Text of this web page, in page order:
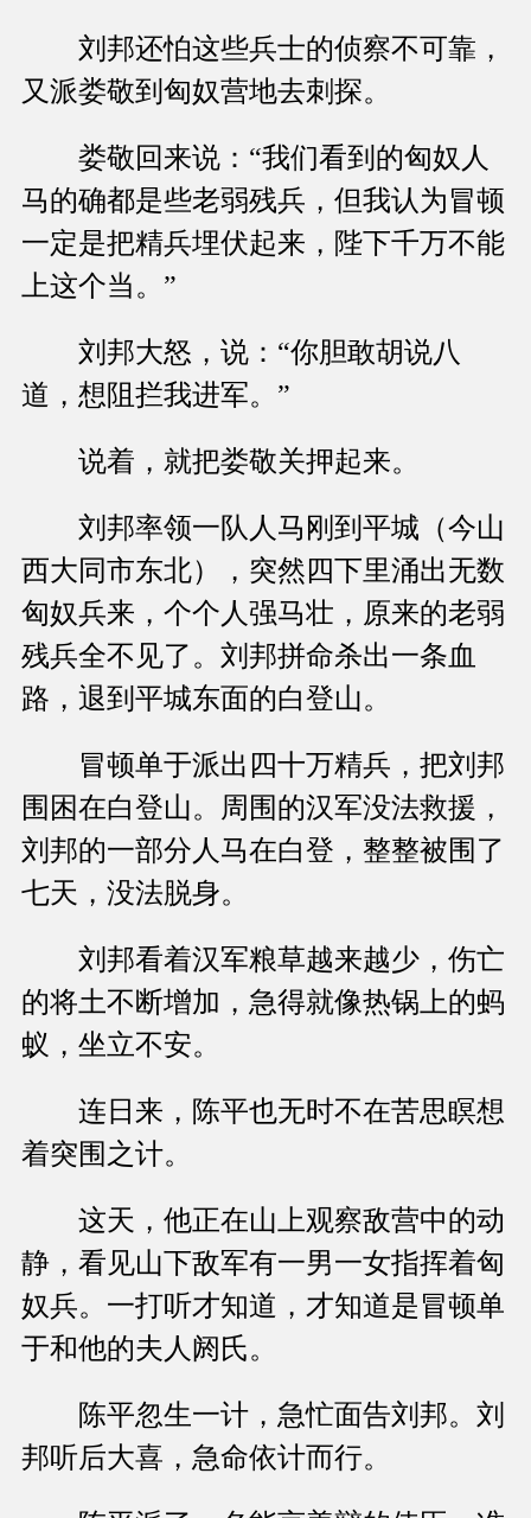
刘邦还怕这些兵士的侦察不可靠，
又派娄敬到匈奴营地去刺探。
娄敬回来说：“我们看到的匈奴人
马的确都是些老弱残兵，但我认为冒顿
一定是把精兵埋伏起来，陛下千万不能
上这个当。”
刘邦大怒，说：“你胆敢胡说八
道，想阻拦我进军。”
说着，就把娄敬关押起来。
刘邦率领一队人马刚到平城（今山
西大同市东北），突然四下里涌出无数
匈奴兵来，个个人强马壮，原来的老弱
残兵全不见了。刘邦拼命杀出一条血
路，退到平城东面的白登山。
冒顿单于派出四十万精兵，把刘邦
围困在白登山。周围的汉军没法救援，
刘邦的一部分人马在白登，整整被围了
七天，没法脱身。
刘邦看着汉军粮草越来越少，伤亡
的将土不断增加，急得就像热锅上的蚂
蚁，坐立不安。
连日来，陈平也无时不在苦思瞑想
着突围之计。
这天，他正在山上观察敌营中的动
静，看见山下敌军有一男一女指挥着匈
奴兵。一打听才知道，才知道是冒顿单
于和他的夫人阏氏。
陈平忽生一计，急忙面告刘邦。刘
邦听后大喜，急命依计而行。